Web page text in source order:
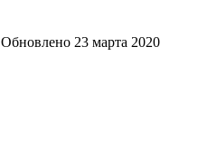
Обновлено 23 марта 2020